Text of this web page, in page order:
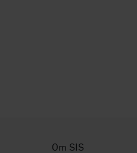
Om SIS